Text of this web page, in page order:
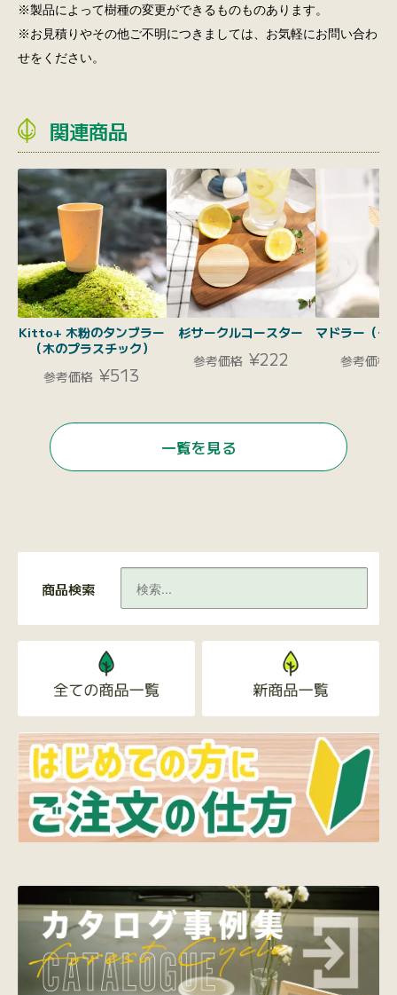
※製品によって樹種の変更ができるものものあります。
※お見積りやその他ご不明につきましては、お気軽にお問い合わ
せをください。
関連商品
Kitto+ 木粉のタンブラー
（木のプラスチック）
参考価格 ¥513
杉サークルコースター
参考価格 ¥222
マドラー（チ
参考価格
一覧を見る
商品検索